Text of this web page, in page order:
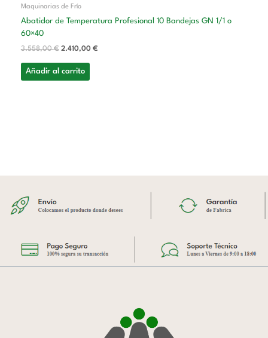
Maquinarias de Frío
Abatidor de Temperatura Profesional 10 Bandejas GN 1/1 o
60×40
3.558,00€ 2.410,00 €
Añadir al carrito